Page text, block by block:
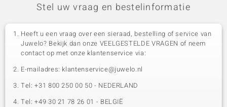
Stel uw vraag en bestelinformatie
Heeft u een vraag over een sieraad, bestelling of service van
Juwelo? Bekijk dan onze VEELGESTELDE VRAGEN of neem
contact op met onze klantenservice via:
E-mailadres: klantenservice@juwelo.nl
Tel: +31 800 250 00 50 - NEDERLAND
Tel: +49 30 21 78 26 01 - BELGIË